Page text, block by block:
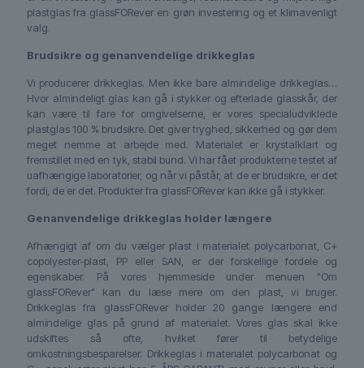
plastglas fra glassFORever en grøn investering og et klimavenligt
valg.
Brudsikre og genanvendelige drikkeglas
Vi producerer drikkeglas. Men ikke bare almindelige drikkeglas…
Hvor almindeligt glas kan gå i stykker og efterlade glasskår, der
kan være til fare for omgivelserne, er vores specialudviklede
plastglas 100 % brudsikre. Det giver tryghed, sikkerhed og gør dem
meget nemme at arbejde med. Materialet er krystalklart og
fremstillet med en tyk, stabil bund. Vi har fået produkterne testet af
uafhængige laboratorier, og når vi påstår, at de er brudsikre, er det
fordi, de er det. Produkter fra glassFORever kan ikke gå i stykker.
Genanvendelige drikkeglas holder længere
Afhængigt af om du vælger plast i materialet polycarbonat, C+
copolyester-plast, PP eller SAN, er der forskellige fordele og
egenskaber. På vores hjemmeside under menuen "Om
glassFORever" kan du læse mere om den plast, vi bruger.
Drikkeglas fra glassFORever holder 20 gange længere end
almindelige glas på grund af materialet. Vores glas skal ikke
udskiftes så ofte, hvilket fører til betydelige
omkostningsbesparelser. Drikkeglas i materialet polycarbonat og